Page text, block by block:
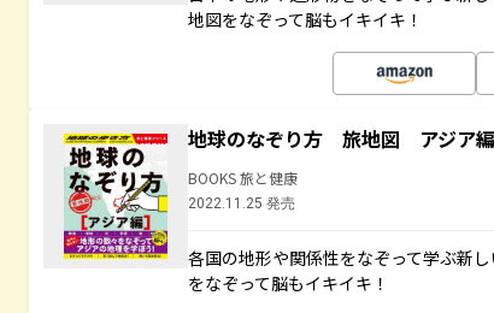
地図をなぞって脳もイキイキ！
地球のなぞり方 旅地図 アジア編
BOOKS 旅と健康
2022.11.25 発売
各国の地形や関係性をなぞって学ぶ新
をなぞって脳もイキイキ！